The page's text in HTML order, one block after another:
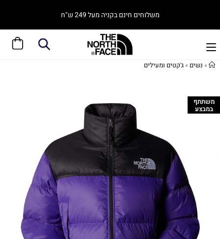
משלוחים חינם בקניה מעל 249 ש"ח
» נשים »ג'קטים ומעילים
משתתף
במבצע